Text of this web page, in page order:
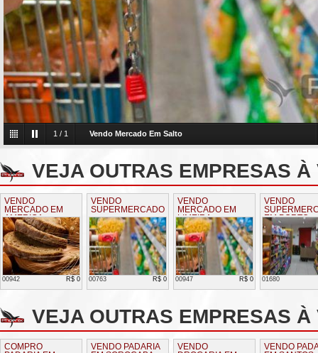
1 / 1 Vendo Mercado Em Salto
VEJA OUTRAS EMPRESAS
VENDO
MERCADO EM
AMERICA
00942 R$ 0
VENDO
SUPERMERCADO
00763 R$ 0
VENDO
MERCADO EM
LIMEIRA
00947 R$ 0
VENDO
EM PORTO
FERREIRA
01680
VEJA OUTRAS EMPRESAS
COMPRO
VENDO PADARIA
VENDO
VENDO